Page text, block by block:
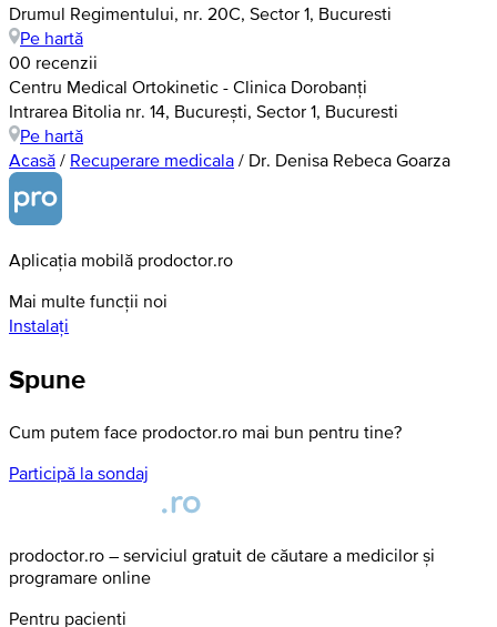
Drumul Regimentului, nr. 20C, Sector 1, Bucuresti
Pe hartă
00 recenzii
Centru Medical Ortokinetic - Clinica Dorobanți
Intrarea Bitolia nr. 14, București, Sector 1, Bucuresti
Pe hartă
Acasă / Recuperare medicala / Dr. Denisa Rebeca Goarza
Aplicația mobilă prodoctor.ro
Mai multe funcții noi
Instalați
Spune
Cum putem face prodoctor.ro mai bun pentru tine?
Participă la sondaj
prodoctor.ro – serviciul gratuit de căutare a medicilor și
programare online
Pentru pacienți